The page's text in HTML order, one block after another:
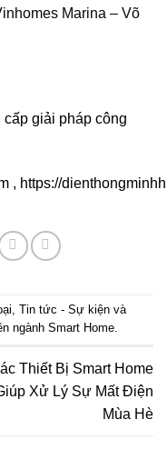
Marina – Võ
giải pháp công
, https://
, Tin tức - Sự kiện và
ngành Smart Home.
Thiết Bị Smart Home
Xử Lý Sự Mất Điện
Mùa Hè